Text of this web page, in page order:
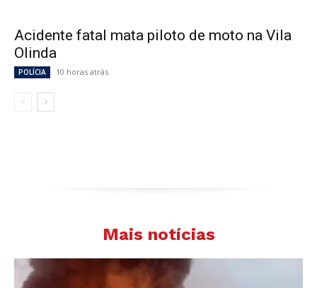
Acidente fatal mata piloto de moto na Vila
Olinda
POLÍCIA 10 horas atrás
Mais notícias